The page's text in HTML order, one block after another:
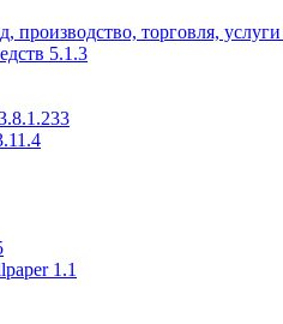
производство, торговля,
5.1.3
1.1